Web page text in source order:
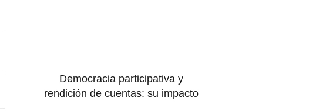
Democracia participativa y
rendición de cuentas: su impacto